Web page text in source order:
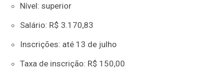
Nível: superior
Salário: R$ 3.170,83
Inscrições: até 13 de julho
Taxa de inscrição: R$ 150,00